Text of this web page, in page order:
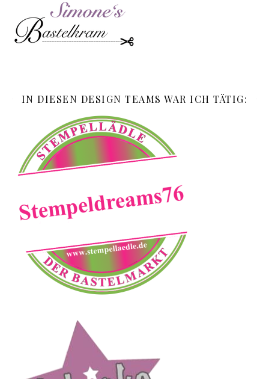
IN DIESEN DESIGN TEAMS WAR ICH TÄTIG: